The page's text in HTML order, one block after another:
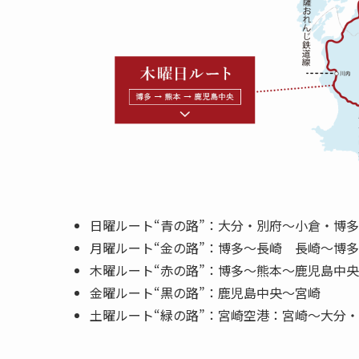
日曜ルート“青の路”：大分・別府〜小倉・博多
月曜ルート“金の路”：博多〜長崎 長崎〜博多
木曜ルート“赤の路”：博多〜熊本〜鹿児島中央
金曜ルート“黒の路”：鹿児島中央〜宮崎
土曜ルート“緑の路”：宮崎空港：宮崎〜大分